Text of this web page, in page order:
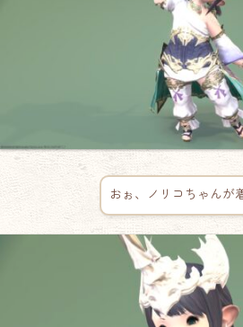
おぉ、ノリコちゃんが